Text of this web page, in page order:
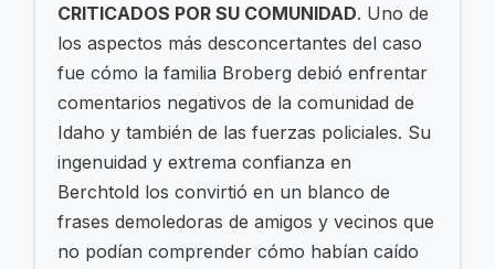
CRITICADOS POR SU COMUNIDAD. Uno de
los aspectos más desconcertantes del caso
fue cómo la familia Broberg debió enfrentar
comentarios negativos de la comunidad de
Idaho y también de las fuerzas policiales. Su
ingenuidad y extrema confianza en
Berchtold los convirtió en un blanco de
frases demoledoras de amigos y vecinos que
no podían comprender cómo habían caído